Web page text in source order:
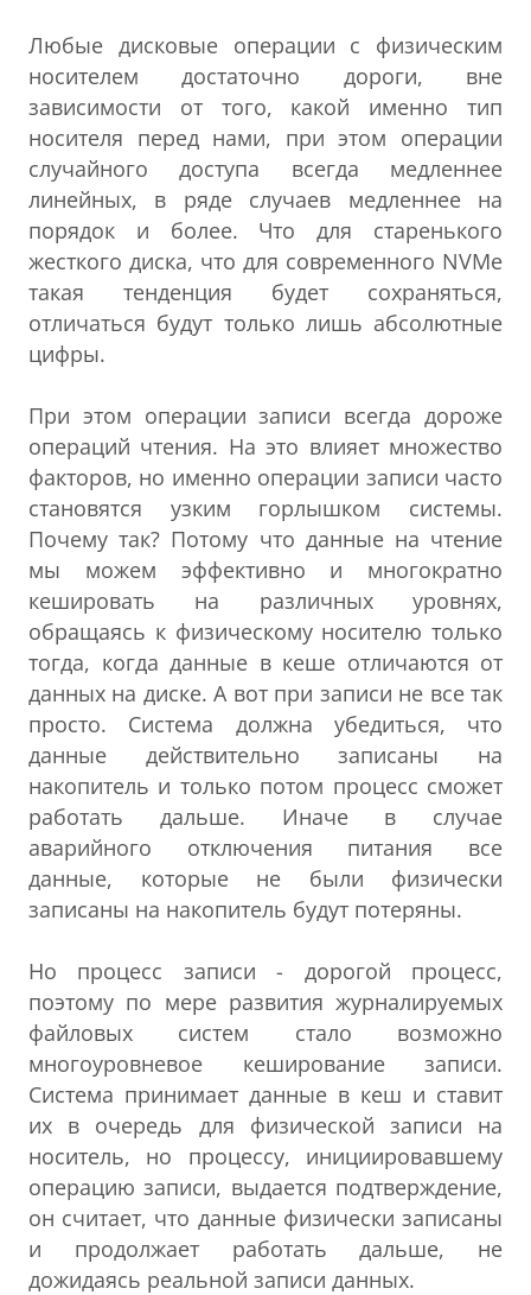
Любые дисковые операции с физическим
носителем достаточно дороги, вне
зависимости от того, какой именно тип
носителя перед нами, при этом операции
случайного доступа всегда медленнее
линейных, в ряде случаев медленнее на
порядок и более. Что для старенького
жесткого диска, что для современного NVMe
такая тенденция будет сохраняться,
отличаться будут только лишь абсолютные
цифры.
При этом операции записи всегда дороже
операций чтения. На это влияет множество
факторов, но именно операции записи часто
становятся узким горлышком системы.
Почему так? Потому что данные на чтение
мы можем эффективно и многократно
кешировать на различных уровнях,
обращаясь к физическому носителю только
тогда, когда данные в кеше отличаются от
данных на диске. А вот при записи не все так
просто. Система должна убедиться, что
данные действительно записаны на
накопитель и только потом процесс сможет
работать дальше. Иначе в случае
аварийного отключения питания все
данные, которые не были физически
записаны на накопитель будут потеряны.
Но процесс записи - дорогой процесс,
поэтому по мере развития журналируемых
файловых систем стало возможно
многоуровневое кеширование записи.
Система принимает данные в кеш и ставит
их в очередь для физической записи на
носитель, но процессу, инициировавшему
операцию записи, выдается подтверждение,
он считает, что данные физически записаны
и продолжает работать дальше, не
дожидаясь реальной записи данных.